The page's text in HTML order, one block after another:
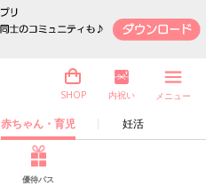
赤ちゃん・育児 妊活
SHOP 内祝い メニュー
優待パス